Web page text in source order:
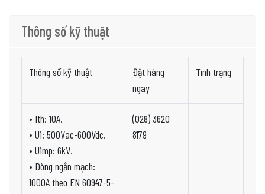
Thông số kỹ thuật
Thông số kỹ thuật
Đặt hàng
ngay
Tình trạng
• Ith: 10A.
• Ui: 500Vac-600Vdc.
• Uimp: 6kV.
• Dòng ngắn mạch:
1000A theo EN 60947-5-
(028) 3620
8179